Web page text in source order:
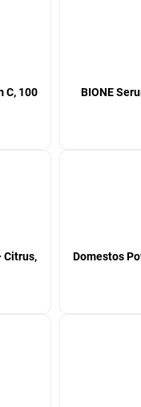
C, 100
BIONE
Citrus,
Domestos